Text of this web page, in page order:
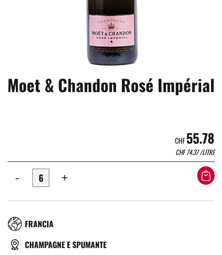
Moet & Chandon Rosé Impérial
CHF55.78
CHF74.37/LITRE
- +
RÉGION
FRANCIA
TYPE
CHAMPAGNE E SPUMANTE